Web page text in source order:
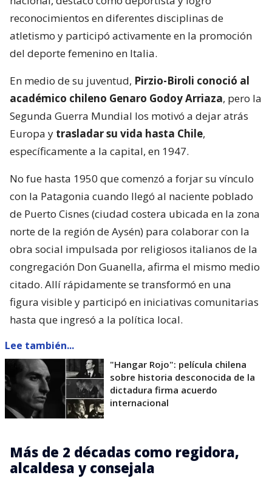
reconocimientos en diferentes disciplinas de
atletismo y participó activamente en la promoción
del deporte femenino en Italia.
En medio de su juventud, Pirzio-Biroli conoció al
académico chileno Genaro Godoy Arriaza, pero la
Segunda Guerra Mundial los motivó a dejar atrás
Europa y trasladar su vida hasta Chile,
específicamente a la capital, en 1947.
No fue hasta 1950 que comenzó a forjar su vínculo
con la Patagonia cuando llegó al naciente poblado
de Puerto Cisnes (ciudad costera ubicada en la zona
norte de la región de Aysén) para colaborar con la
obra social impulsada por religiosos italianos de la
congregación Don Guanella, afirma el mismo medio
citado. Allí rápidamente se transformó en una
figura visible y participó en iniciativas comunitarias
hasta que ingresó a la política local.
Lee también...
"Hangar Rojo": película chilena
sobre historia desconocida de la
dictadura firma acuerdo
internacional
Más de 2 décadas como regidora,
alcaldesa y consejala